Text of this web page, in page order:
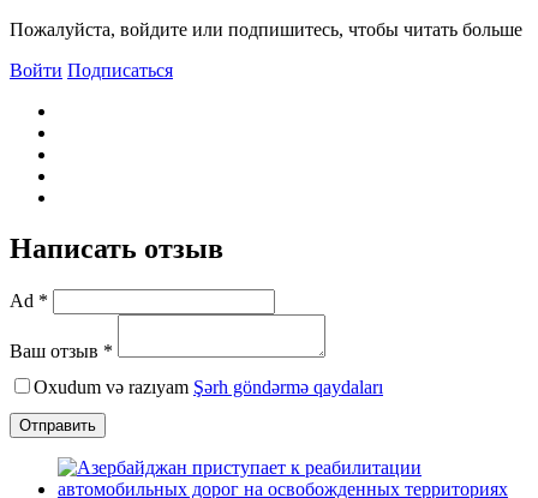
Пожалуйста, войдите или подпишитесь, чтобы читать больше
Войти Подписаться
Написать отзыв
Ad *
Ваш отзыв *
Oxudum və razıyam Şərh göndərmə qaydaları
Отправить